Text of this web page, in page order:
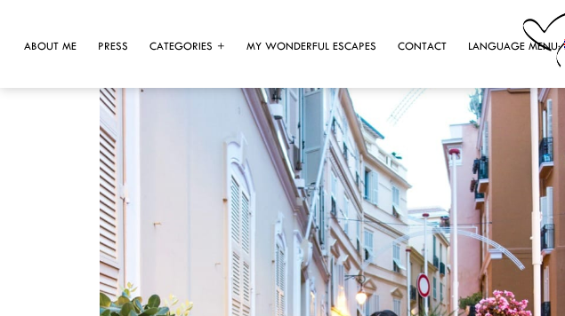
ABOUT ME PRESS CATEGORIES MY WONDERFUL ESCAPES CONTACT LANGUAGE MENU: